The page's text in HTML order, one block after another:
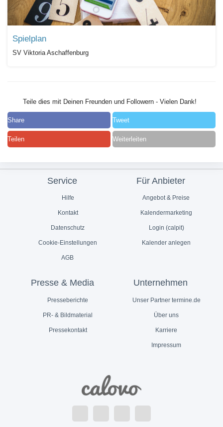
Spielplan
SV Viktoria Aschaffenburg
Teile dies mit Deinen Freunden und Followern - Vielen Dank!
Share Tweet
Teilen Weiterleiten
Service
Hilfe
Kontakt
Datenschutz
Cookie-Einstellungen
AGB
Für Anbieter
Angebot & Preise
Kalendermarketing
Login (calpit)
Kalender anlegen
Presse & Media
Presseberichte
PR- & Bildmaterial
Pressekontakt
Unternehmen
Unser Partner termine.de
Über uns
Karriere
Impressum